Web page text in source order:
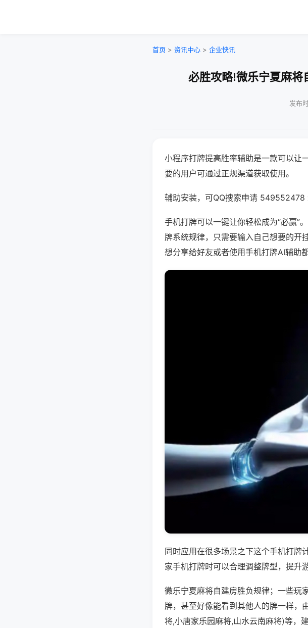
首页 > 资讯中心 > 企业快讯
必胜攻略!微乐宁夏麻将
发布
小程序打牌提高胜率辅助是一款可以让
要的用户可通过正规渠道获取使用。
辅助安装，可QQ搜索申请 549552478
手机打牌可以一键让你轻松成为“必赢”
牌系统规律，只需要输入自己想要的开
想分享给好友或者使用手机打牌AI辅助
同时应用在很多场景之下这个手机打牌
家手机打牌时可以合理调整牌型，提升
微乐宁夏麻将自建房胜负规律；一些玩
牌，甚至好像能看到其他人的牌一样，
将,小唐家乐园麻将,山水云南麻将)等，